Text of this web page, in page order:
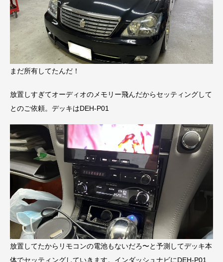
まだ所有してたんだ！
放置しすぎてオーディオのメモリー飛んだからセッティングして
とのご依頼。デッキはDEH-P01
放置してたからリモコンの電池もないだろ〜と予測してデッキ本
体でセッティングしていきます。インダッシュナビにDEH-P01